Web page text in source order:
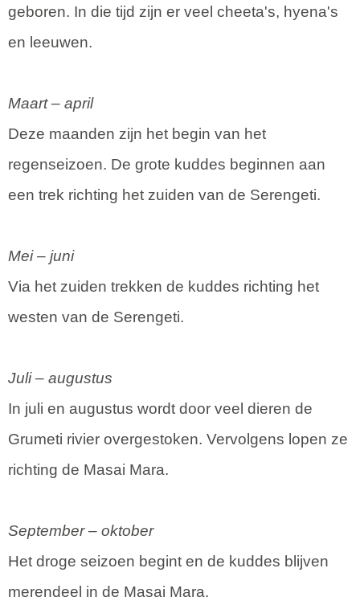
geboren. In die tijd zijn er veel cheeta's, hyena's
en leeuwen.
Maart – april
Deze maanden zijn het begin van het
regenseizoen. De grote kuddes beginnen aan
een trek richting het zuiden van de Serengeti.
Mei – juni
Via het zuiden trekken de kuddes richting het
westen van de Serengeti.
Juli – augustus
In juli en augustus wordt door veel dieren de
Grumeti rivier overgestoken. Vervolgens lopen ze
richting de Masai Mara.
September – oktober
Het droge seizoen begint en de kuddes blijven
merendeel in de Masai Mara.